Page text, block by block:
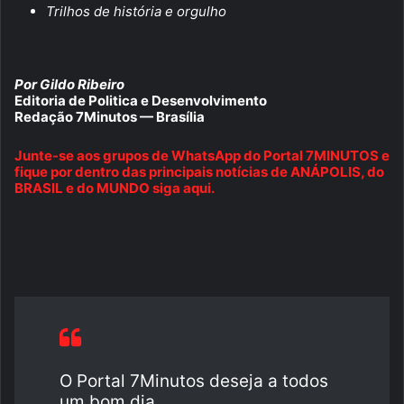
Trilhos de história e orgulho
Por Gildo Ribeiro
Editoria de Politica e Desenvolvimento
Redação 7Minutos — Brasília
Junte-se aos grupos de WhatsApp do Portal 7MINUTOS e
fique por dentro das principais notícias de ANÁPOLIS, do
BRASIL e do MUNDO siga aqui.
O Portal 7Minutos deseja a todos